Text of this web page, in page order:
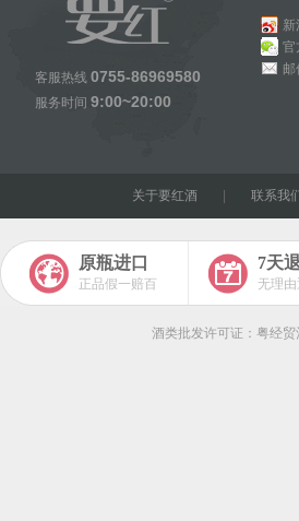
客服热线 0755-86969580
服务时间 9:00~20:00
新
官
邮
关于要红酒| 联系我
原瓶进口
正品假一赔百
7天
无理
酒类批发许可证：粤经